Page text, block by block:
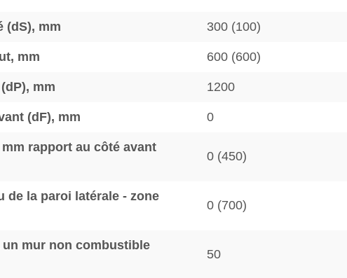
(dS), mm 300 (100)
mm 600 (600)
mm 1200
(dF), mm 0
rapport au côté avant
0 (450)
de la paroi latérale - zone
0 (700)
mur non combustible
50